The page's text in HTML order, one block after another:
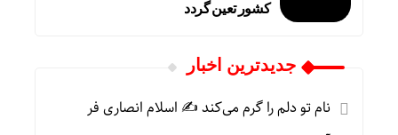
کشور تعین گردد
جديدترين اخبار
نام تو دلم را گرم می‌کند ✍️ اسلام انصاری فر